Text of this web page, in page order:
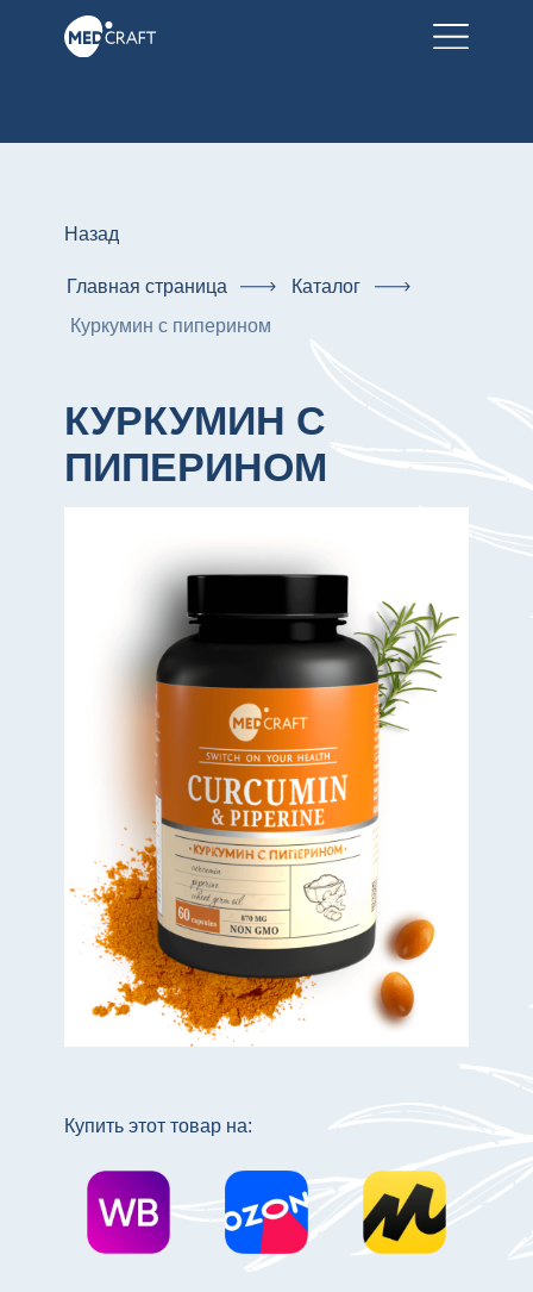
Назад
Главная страница
Каталог
Куркумин с пиперином
КУРКУМИН С
ПИПЕРИНОМ
Купить этот товар на: